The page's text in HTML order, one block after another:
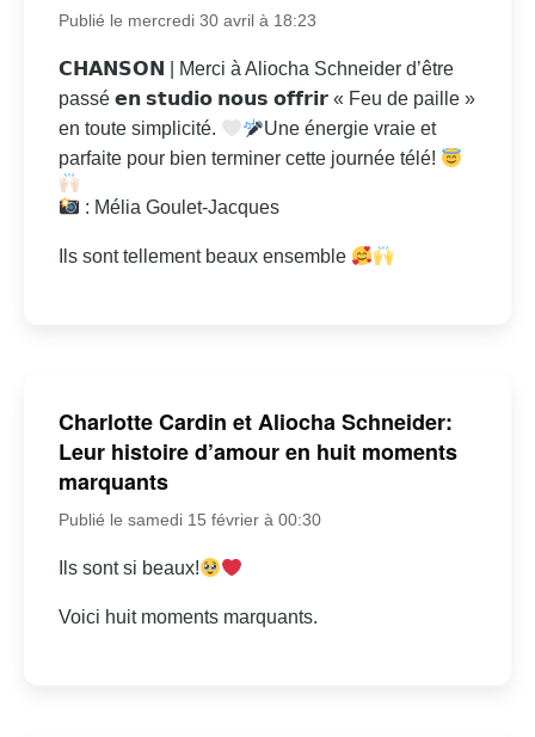
Publié le mercredi 30 avril à 18:23
𝗖𝗛𝗔𝗡𝗦𝗢𝗡 | Merci à Aliocha Schneider d’être
passé 𝗲𝗻 𝘀𝘁𝘂𝗱𝗶𝗼 𝗻𝗼𝘂𝘀 𝗼𝗳𝗳𝗿𝗶𝗿 « Feu de paille »
en toute simplicité.
Une énergie vraie et
parfaite pour bien terminer cette journée télé!
: Mélia Goulet-Jacques
Ils sont tellement beaux ensemble
Charlotte Cardin et Aliocha Schneider:
Leur histoire d’amour en huit moments
marquants
Publié le samedi 15 février à 00:30
Ils sont si beaux!
Voici huit moments marquants.